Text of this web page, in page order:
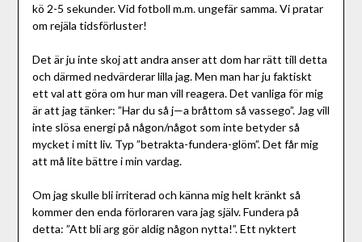
kö 2-5 sekunder. Vid fotboll m.m. ungefär samma. Vi pratar
om rejäla tidsförluster!
Det är ju inte skoj att andra anser att dom har rätt till detta
och därmed nedvärderar lilla jag. Men man har ju faktiskt
ett val att göra om hur man vill reagera. Det vanliga för mig
är att jag tänker: ”Har du så j—a bråttom så vassego”. Jag vill
inte slösa energi på någon/något som inte betyder så
mycket i mitt liv. Typ ”betrakta-fundera-glöm”. Det får mig
att må lite bättre i min vardag.
Om jag skulle bli irriterad och känna mig helt kränkt så
kommer den enda förloraren vara jag själv. Fundera på
detta: ”Att bli arg gör aldig någon nytta!”. Ett nyktert